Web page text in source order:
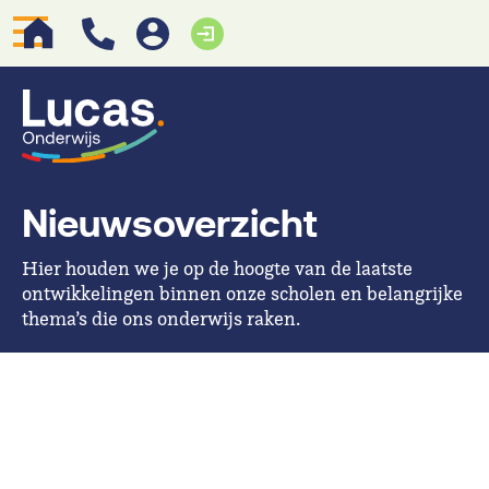
Nieuwsoverzicht
Hier houden we je op de hoogte van de laatste
ontwikkelingen binnen onze scholen en belangrijke
thema’s die ons onderwijs raken.